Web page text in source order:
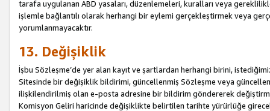
tarafa uygulanan ABD yasaları, düzenlemeleri, kuralları veya
işlemle bağlantılı olarak herhangi bir eylemi gerçekleştirmek veya
yorumlanmayacaktır.
13. Değişiklik
İşbu Sözleşme’de yer alan kayıt ve şartlardan herhangi birini,
Sitesinde bir değişiklik bildirimi, güncellenmiş Sözleşme veya
ilişkilendirilmiş olan e-posta adresine bir bildirim göndererek
Komisyon Geliri haricinde değişiklikte belirtilen tarihte yürürlüğe